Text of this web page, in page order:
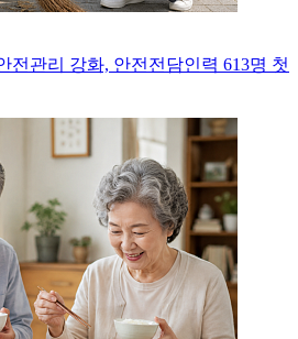
전관리 강화, 안전전담인력 613명 첫